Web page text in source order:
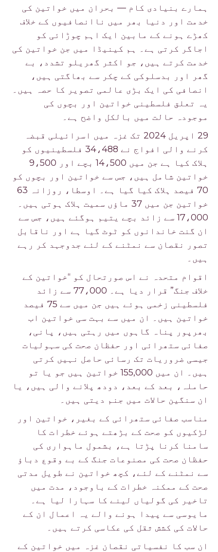
ہمارے بنیادی کام — بحران میں خواتین کی
خدمت اور دنیا بھر میں ناانصافیوں کے خلاف
کھڑے ہونے کے مابین ایک اہم چوڑائی کو
اجاگر کرتی ہے۔ ہم کینیڈا میں جن خواتین کی
خدمت کرتے ہیں، جو اکثر گھریلو تشدد، بے
گھر اور بدسلوکی کے چکر سے بھاگتی ہیں،
انصافی کی ایک بڑی عالمی تصویر کا حصہ ہیں۔
یہ تعلق فلسطینی خواتین اور بچوں کی
موجودہ حالت میں بالکل واضح ہے۔
29 اپریل 2024 تک غزہ میں اسرائیلی قبضہ
کرنے والی افواج نے 34،488 فلسطینیوں کو
ہلاک کیا ہے جن میں 14،500 بچے اور 9،500
خواتین شامل ہیں، جس سے خواتین اور بچوں کو
70 فیصد ہلاک کیا گیا ہے۔ اوسطا، روزانہ 63
خواتین جن میں 37 ماؤں سمیت ہلاک ہوتی ہیں۔
17،000 سے زائد بچے یتیم ہوگئے ہیں، جس سے
ان گنت خاندانوں کو ٹوٹ گیا ہے اور ناقابل
تصور نقصان سے نمٹنے کے لئے جدوجہد کر رہے
ہیں۔
اقوام متحدہ نے اس صورتحال کو “خواتین کے
خلاف جنگ” قرار دیا ہے۔ 77،000 سے زائد
فلسطینی زخمی ہوئے ہیں جن میں سے 75 فیصد
خواتین ہیں۔ ان میں سے بہت سی خواتین اب
بھرپور پناہ گاہوں میں رہتی ہیں، پانی،
صفائی ستھرائی اور حفظان صحت کی سہولیات
جیسی ضروریات تک رسائی حاصل نہیں کرتی
ہیں۔ ان میں 155,000 خواتین ہیں جو یا تو
حاملہ، بعد کے بعد، دودھ پلانے والی ہیں، یا
ان سنگین حالات میں جنم دیتی ہیں۔
مناسب صفائی ستھرائی کے بغیر، خواتین اور
لڑکیوں کو صحت کے بڑھتے ہوئے خطرات کا
سامنا کرنا پڑتا ہے، بشمول ماہواری کی
حفظان صحت کی مصنوعات جنگ کے بے وقوع دباؤ
سے نمٹنے کے لئے، کچھ خواتین نے طویل مدتی
صحت کے ممکنہ خطرات کے باوجود، مدت میں
تاخیر کی گولیاں لینے کا سہارا لیا ہے۔
مایوسی سے پیدا ہونے والے یہ اعمال ان کے
حالات کی کشش ثقل کی عکاسی کرتے ہیں۔
ان سب کا نفسیاتی نقصان غزہ میں خواتین کے